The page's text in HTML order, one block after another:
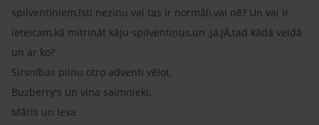
spilventiņiem,īsti nezinu vai tas ir normāli,vai nē? Un vai ir
ieteicam,kā mitrināt kāju spilventiņus,un ,ja,JĀ,tad kādā veidā
un ar ko?
Sirsnības pilnu otro adventi vēlot,
Buzberry's un viņa saimnieki,
Māris un Ieva